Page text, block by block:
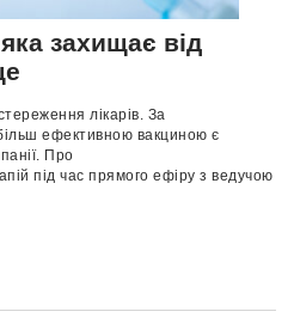
захищає від
лікарів. За
ефективною вакциною є
Про
під час прямого ефіру з ведучою